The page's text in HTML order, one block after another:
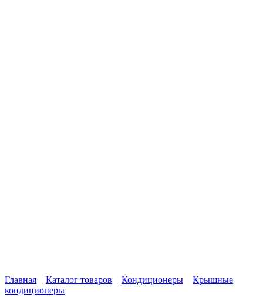
Главная Каталог товаров Кондиционеры
Крышные
кондиционеры